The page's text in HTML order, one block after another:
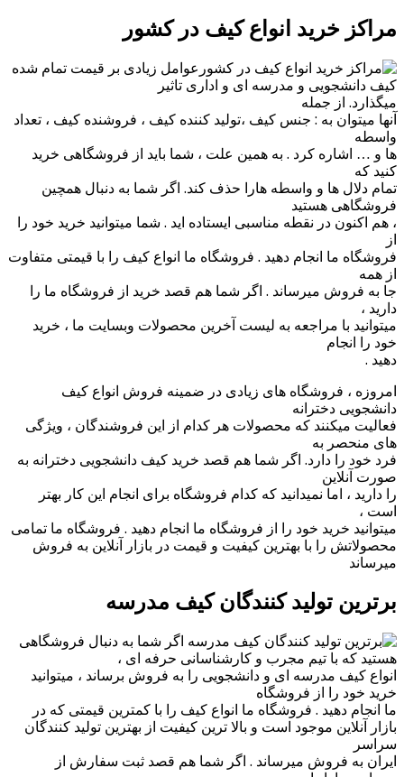
مراکز خرید انواع کیف در کشور
عوامل زیادی بر قیمت تمام شده
کیف دانشجویی و مدرسه ای و اداری تاثیر
میگذارد. از جمله
آنها میتوان به : جنس کیف ،تولید کننده کیف ، فروشنده کیف ، تعداد
واسطه
ها و … اشاره کرد . به همین علت ، شما باید از فروشگاهی خرید
کنید که
تمام دلال ها و واسطه هارا حذف کند. اگر شما به دنبال همچین
فروشگاهی هستید
، هم اکنون در نقطه مناسبی ایستاده اید . شما میتوانید خرید خود را
از
فروشگاه ما انجام دهید . فروشگاه ما انواع کیف را با قیمتی متفاوت
از همه
جا به فروش میرساند . اگر شما هم قصد خرید از فروشگاه ما را
دارید ،
میتوانید با مراجعه به لیست آخرین محصولات وبسایت ما ، خرید
خود را انجام
دهید .
امروزه ، فروشگاه های زیادی در ضمینه فروش انواع کیف
دانشجویی دخترانه
فعالیت میکنند که محصولات هر کدام از این فروشندگان ، ویژگی
های منحصر به
فرد خود را دارد. اگر شما هم قصد خرید کیف دانشجویی دخترانه به
صورت آنلاین
را دارید ، اما نمیدانید که کدام فروشگاه برای انجام این کار بهتر
است ،
میتوانید خرید خود را از فروشگاه ما انجام دهید . فروشگاه ما تمامی
محصولاتش را با بهترین کیفیت و قیمت در بازار آنلاین به فروش
میرساند
برترین تولید کنندگان کیف مدرسه
اگر شما به دنبال فروشگاهی
هستید که با تیم مجرب و کارشناسانی حرفه ای ،
انواع کیف مدرسه ای و دانشجویی را به فروش برساند ، میتوانید
خرید خود را از فروشگاه
ما انجام دهید . فروشگاه ما انواع کیف را با کمترین قیمتی که در
بازار آنلاین موجود است و بالا ترین کیفیت از بهترین تولید کنندگان
سراسر
ایران به فروش میرساند . اگر شما هم قصد ثبت سفارش از